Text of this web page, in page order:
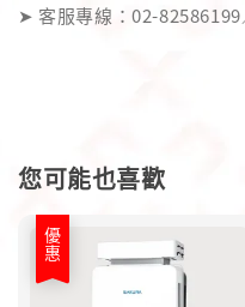
➤ 客服專線：02-82586199
您可能也喜歡
優惠